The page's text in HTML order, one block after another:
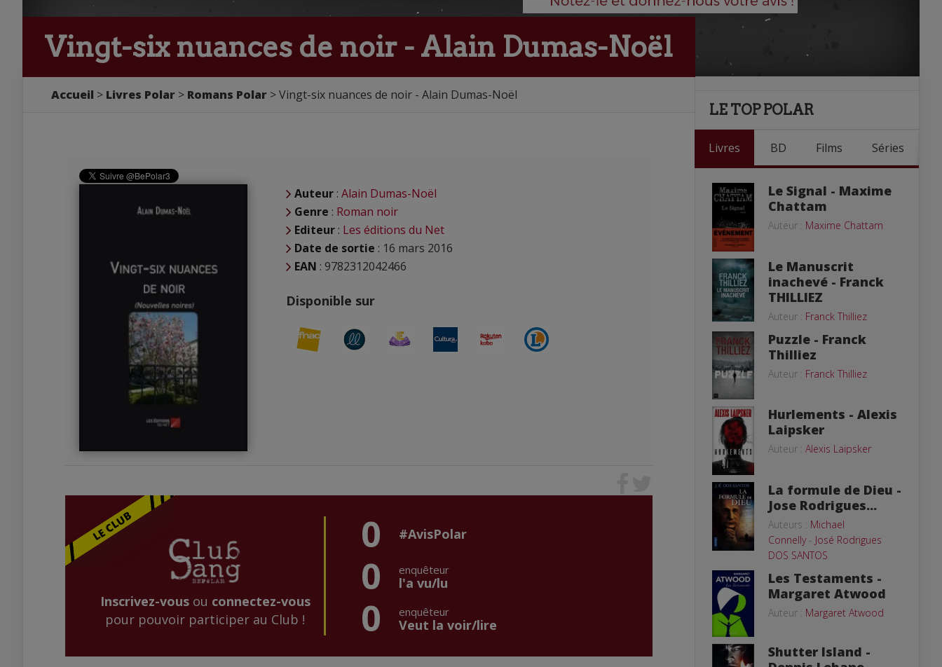
Vingt-six nuances de noir - Alain Dumas-Noël
Accueil Livres Polar Romans Polar Vingt-six nuances de noir - Alain Dumas-Noël
Auteur : Alain Dumas-Noël
Genre : Roman noir
Editeur : Les éditions du Net
Date de sortie : 16 mars 2016
EAN : 9782312042466
Disponible sur
Inscrivez-vousou connectez-vous
pour pouvoir participer au Club !
0 #AvisPolar
0 enquêteur
l'a vu/lu
0 enquêteur
Veut la voir/lire
LE TOP POLAR
Livres BD Films Séries
Le Signal - Maxime
Chattam
Auteur : Maxime Chattam
Le Manuscrit
inachevé - Franck
THILLIEZ
Auteur : Franck Thilliez
Puzzle - Franck
Thilliez
Auteur : Franck Thilliez
Hurlements - Alexis
Laipsker
Auteur : Alexis Laipsker
La formule de Dieu -
Jose Rodrigues...
Auteurs : Michael
Connelly- José Rodrigues
DOS SANTOS
Les Testaments -
Margaret Atwood
Auteur : Margaret Atwood
Shutter Island -